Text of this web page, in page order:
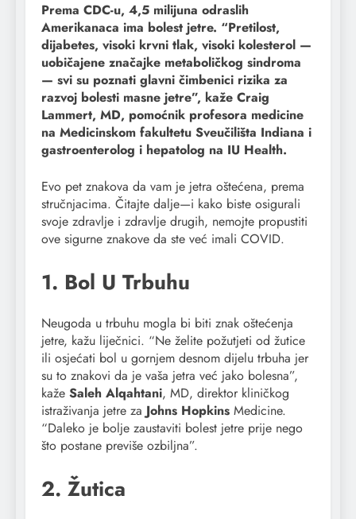
Prema CDC-u, 4,5 milijuna odraslih
Amerikanaca ima bolest jetre. “Pretilost,
dijabetes, visoki krvni tlak, visoki kolesterol —
uobičajene značajke metaboličkog sindroma
— svi su poznati glavni čimbenici rizika za
razvoj bolesti masne jetre”, kaže Craig
Lammert, MD, pomoćnik profesora medicine
na Medicinskom fakultetu Sveučilišta Indiana i
gastroenterolog i hepatolog na IU Health.
Evo pet znakova da vam je jetra oštećena, prema
stručnjacima. Čitajte dalje—i kako biste osigurali
svoje zdravlje i zdravlje drugih, nemojte propustiti
ove sigurne znakove da ste već imali COVID.
1. Bol U Trbuhu
Neugoda u trbuhu mogla bi biti znak oštećenja
jetre, kažu liječnici. “Ne želite požutjeti od žutice
ili osjećati bol u gornjem desnom dijelu trbuha jer
su to znakovi da je vaša jetra već jako bolesna”,
kaže Saleh Alqahtani, MD, direktor kliničkog
istraživanja jetre za Johns Hopkins Medicine.
“Daleko je bolje zaustaviti bolest jetre prije nego
što postane previše ozbiljna”.
2. Žutica